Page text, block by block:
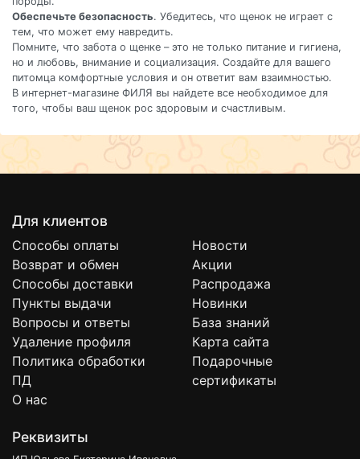
Обеспечьте безопасность. Убедитесь, что щенок не играет с
тем, что может ему навредить.
Помните, что забота о щенке – это не только питание и гигиена,
но и любовь, внимание и социализация. Создайте для вашего
питомца комфортные условия и он ответит вам взаимностью.
В интернет-магазине ФИЛЯ вы найдете все необходимое для
того, чтобы ваш щенок рос здоровым и счастливым.
Для клиентов
Способы оплаты
Возврат и обмен
Способы доставки
Пункты выдачи
Вопросы и ответы
Удаление профиля
Политика обработки
ПД
О нас
Новости
Акции
Распродажа
Новинки
База знаний
Карта сайта
Подарочные
сертификаты
Реквизиты